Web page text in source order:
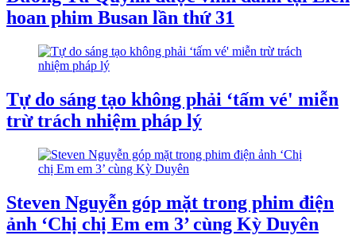
hoan phim Busan lần thứ 31
Tự do sáng tạo không phải ‘tấm vé' miễn
trừ trách nhiệm pháp lý
Steven Nguyễn góp mặt trong phim điện
ảnh ‘Chị chị Em em 3’ cùng Kỳ Duyên